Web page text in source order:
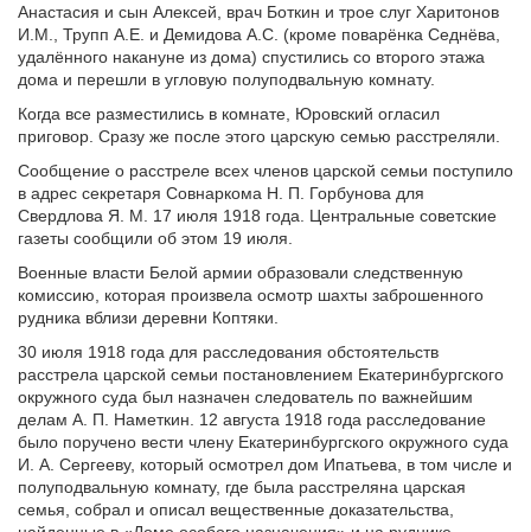
Анастасия и сын Алексей, врач Боткин и трое слуг Харитонов
И.М., Трупп А.Е. и Демидова А.С. (кроме поварёнка Седнёва,
удалённого накануне из дома) спустились со второго этажа
дома и перешли в угловую полуподвальную комнату.
Когда все разместились в комнате, Юровский огласил
приговор. Сразу же после этого царскую семью расстреляли.
Сообщение о расстреле всех членов царской семьи поступило
в адрес секретаря Совнаркома Н. П. Горбунова для
Свердлова Я. М. 17 июля 1918 года. Центральные советские
газеты сообщили об этом 19 июля.
Военные власти Белой армии образовали следственную
комиссию, которая произвела осмотр шахты заброшенного
рудника вблизи деревни Коптяки.
30 июля 1918 года для расследования обстоятельств
расстрела царской семьи постановлением Екатеринбургского
окружного суда был назначен следователь по важнейшим
делам А. П. Наметкин. 12 августа 1918 года расследование
было поручено вести члену Екатеринбургского окружного суда
И. А. Сергееву, который осмотрел дом Ипатьева, в том числе и
полуподвальную комнату, где была расстреляна царская
семья, собрал и описал вещественные доказательства,